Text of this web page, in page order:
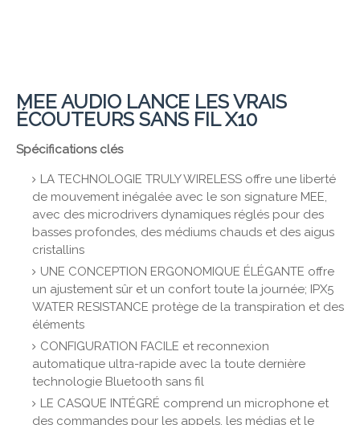
MEE AUDIO LANCE LES VRAIS
ÉCOUTEURS SANS FIL X10
Spécifications clés
LA TECHNOLOGIE TRULY WIRELESS offre une liberté
de mouvement inégalée avec le son signature MEE,
avec des microdrivers dynamiques réglés pour des
basses profondes, des médiums chauds et des aigus
cristallins
UNE CONCEPTION ERGONOMIQUE ÉLÉGANTE offre
un ajustement sûr et un confort toute la journée; IPX5
WATER RESISTANCE protège de la transpiration et des
éléments
CONFIGURATION FACILE et reconnexion
automatique ultra-rapide avec la toute dernière
technologie Bluetooth sans fil
LE CASQUE INTÉGRÉ comprend un microphone et
des commandes pour les appels, les médias et le